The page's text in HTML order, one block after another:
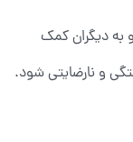
و به دیگران کمک
و نارضایتی شود.